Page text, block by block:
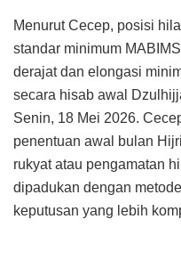
Menurut Cecep, posisi
standar minimum
derajat dan elongasi
secara hisab awal
Senin, 18 Mei 2026.
penentuan awal bulan
rukyat atau pengamatan
dipadukan dengan
keputusan yang lebih